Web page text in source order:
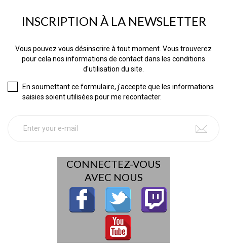
INSCRIPTION À LA NEWSLETTER
Vous pouvez vous désinscrire à tout moment. Vous trouverez
pour cela nos informations de contact dans les conditions
d'utilisation du site.
En soumettant ce formulaire, j'accepte que les informations
saisies soient utilisées pour me recontacter.
CONNECTEZ-VOUS
AVEC NOUS